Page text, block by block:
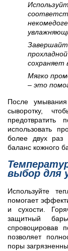
сохраняет
Мягко
– это
После
сыворотку,
предотвратить
использовать
более двух раз
баланс кожного
выбор для
Используйте
помогает
и сухости.
защитный
спровоцировав
позволяет
поры